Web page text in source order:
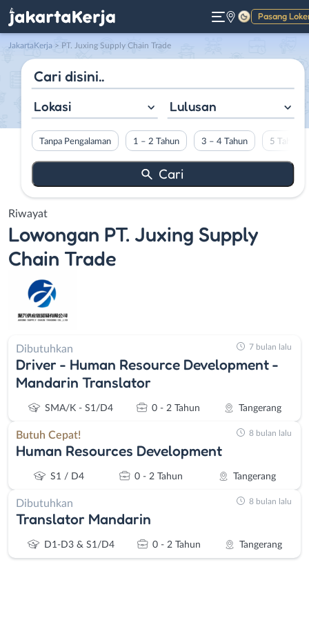
Pasang
Gelap
JakartaKerja > PT. Juxing Supply Chain Trade
Lokasi Lulusan
Tanpa Pengalaman 1 – 2 Tahun 3 – 4 Tahun 5 Tahun
Riwayat
Lowongan PT. Juxing Supply
Chain Trade
Dibutuhkan
Driver - Human Resource Development -
Mandarin Translator
SMA/K - S1/D4 0 - 2 Tahun Tangerang
7 bulan lalu
Butuh Cepat!
Human Resources Development
S1 / D4 0 - 2 Tahun Tangerang
8 bulan lalu
Dibutuhkan
Translator Mandarin
D1-D3 & S1/D4 0 - 2 Tahun Tangerang
8 bulan lalu